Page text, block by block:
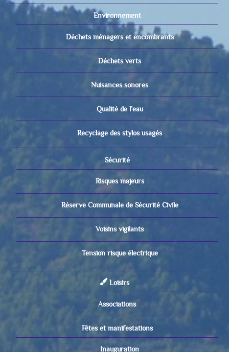
Environnement
Déchets ménagers et encombrants
Déchets verts
Nuisances sonores
Qualité de l’eau
Recyclage des stylos usagés
Sécurité
Risques majeurs
Réserve Communale de Sécurité Civile
Voisins vigilants
Tension risque électrique
Loisirs
Associations
Fêtes et manifestations
Inauguration